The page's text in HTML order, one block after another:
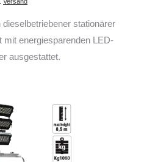
stationärer
energiesparenden LED-
ausgestattet.